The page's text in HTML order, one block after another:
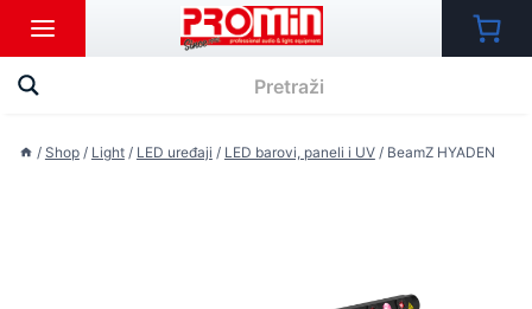
content
/ Shop / Light / LED uređaji / LED barovi, paneli i UV / BeamZ HYADEN